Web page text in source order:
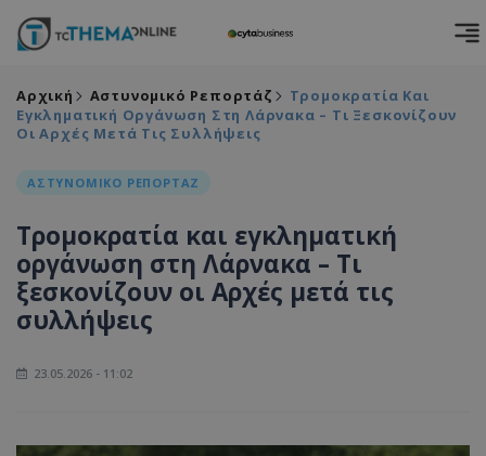
Αρχική Αστυνομικό Ρεπορτάζ
Τρομοκρατία Και
Εγκληματική Οργάνωση Στη Λάρνακα – Τι Ξεσκονίζουν
Οι Αρχές Μετά Τις Συλλήψεις
ΑΣΤΥΝΟΜΙΚΟ ΡΕΠΟΡΤΑΖ
Τρομοκρατία και εγκληματική
οργάνωση στη Λάρνακα – Τι
ξεσκονίζουν οι Αρχές μετά τις
συλλήψεις
23.05.2026 - 11:02